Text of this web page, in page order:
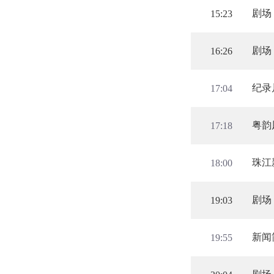
15:23 剧场
16:26 剧场
17:04 纪录
17:18 粤韵
18:00 珠江
19:03 剧场
19:55 新闻